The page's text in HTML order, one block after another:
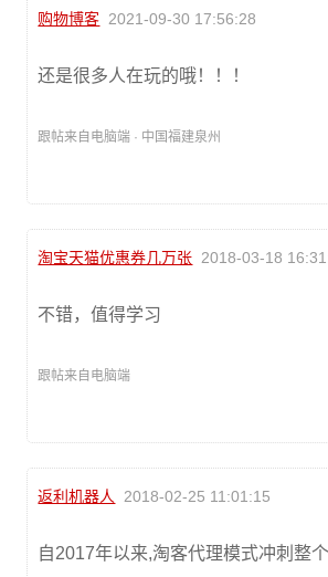
购物博客 2021-09-30 17:56:28
还是很多人在玩的哦！！！
跟帖来自电脑端 · 中国福建泉州
淘宝天猫优惠券几万张 2018-03-18
不错，值得学习
跟帖来自电脑端
返利机器人 2018-02-25 11:01:15
自2017年以来,淘客代理模式冲刺整